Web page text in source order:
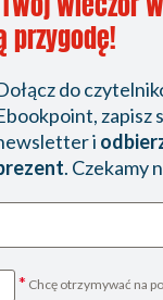
przygodę!
do
zapisz
i
. Czekamy
* Chcę otrzymywać na